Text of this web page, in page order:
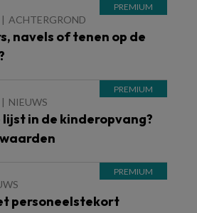
ACHTERGROND
navels of tenen op de
NIEUWS
in de kinderopvang?
personeelstekort